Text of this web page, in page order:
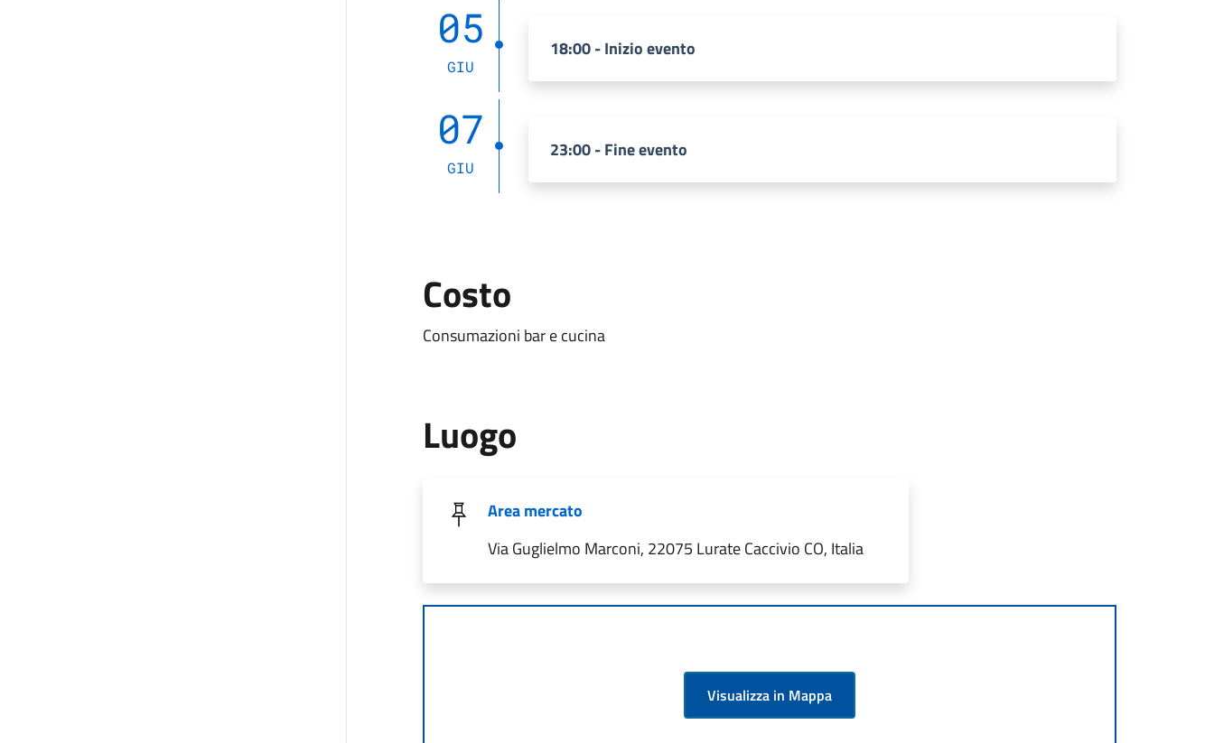
05
GIU
18:00 - Inizio evento
07
GIU
23:00 - Fine evento
Costo
Consumazioni bar e cucina
Luogo
Area mercato
Via Guglielmo Marconi, 22075 Lurate Caccivio CO, Italia
Visualizza in Mappa